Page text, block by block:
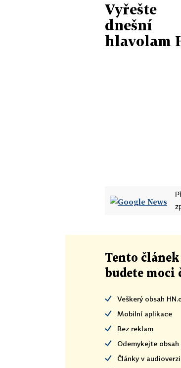
Vyřešte
dnešní
hlavolam
Tento článek
budete moci
Veškerý obsah
Mobilní aplikace
Bez reklam
Odemykejte
Články v